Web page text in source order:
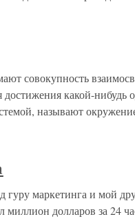
совокупность
какой-нибудь
называют
гуру маркетинга и мой
долларов за 24